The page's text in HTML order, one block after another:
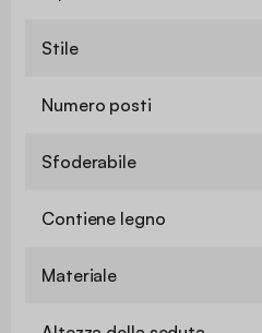
Stile
Numero posti
Sfoderabile
Contiene legno
Materiale